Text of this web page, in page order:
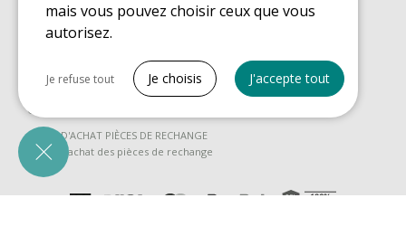
GUIDE DE MONTAGE
Guide de montage pour les trampolines de loisirs
Guide d'entretien des trampolines de loisirs
Guide de découverte des trampolines de loisirs
GUIDE D'ACHAT PIÈCES DE RECHANGE
Guide d'achat des pièces de rechange
mais vous pouvez choisir ceux que vous
autorisez.
Cookies nécessaires
PrestaShop
Nécessaire au fonctionnement du site
Je refuse tout Je choisis J'accepte tout